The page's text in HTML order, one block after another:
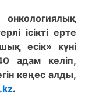
ісікті ерте
есік» күні
адам келіп,
кеңес алды,
.